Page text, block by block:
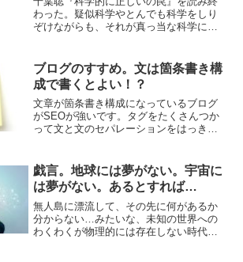
わった。疑似科学やとんでも科学をしり
ぞけながらも、それが真っ当な科学にな
読者にはまどろっこしい感じのする内容
になっていていまいち分か...
ブログのすすめ。文は箇条書き構
成で書くとよい！？
文章が箇条書き構成になっているブログ
がSEOが強いです。タグをたくさんつか
って文と文のセパレーションをはっきり
る人ほど、文章が簡潔でいいたことがま
とまっています。記事...
戯言。地球には夢がない。宇宙に
は夢がない。あるとすれば…
無人島に漂流して、その先に何があるか
分からない…みたいな、未知の世界への
わくわくが物理的には存在しない時代に